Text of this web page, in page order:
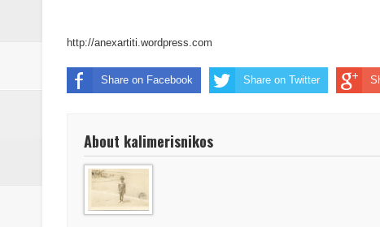
Επικύρωση των αποτελεσμάτων
ΔΙΑΚΟΠΕΣ ΡΕΥΜΑΤΟΣ ΣΤΗΝ ΔΕΗ
http://anexartiti.wordpress.com
Share on Facebook Share on Twitter
About kalimerisnikos